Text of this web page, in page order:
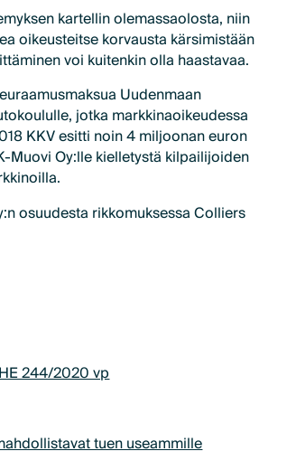
kartellin olemassaolosta, niin
oikeusteitse korvausta kärsimistään
voi kuitenkin olla haastavaa.
Uudenmaan
jotka markkinaoikeudessa
KKV esitti noin 4 miljoonan euron
Muovi Oy:lle kielletystä kilpailijoiden
osuudesta rikkomuksessa Colliers
244/2020 vp
tuen useammille